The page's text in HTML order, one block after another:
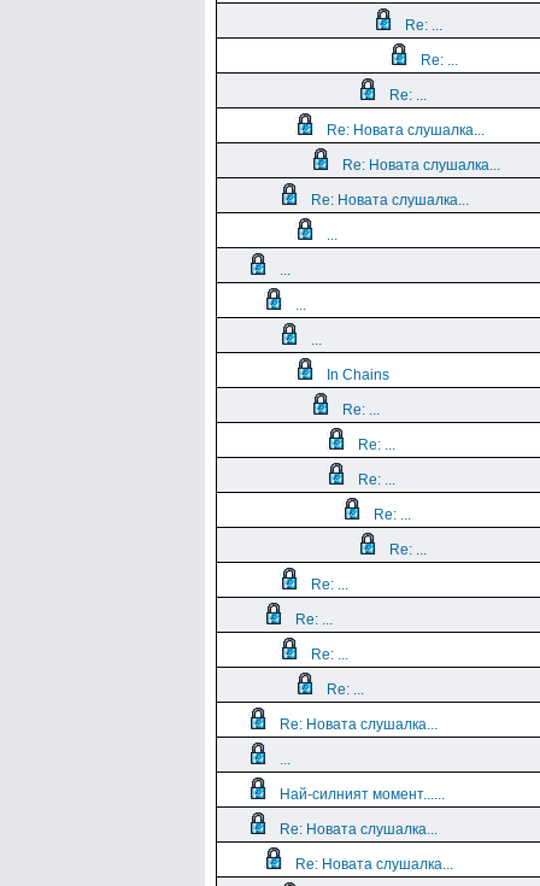
Re: ...
Re: ...
Re: ...
Re: Новата слушалка...
Re: Новата слушалка...
Re: Новата слушалка...
...
...
...
...
In Chains
Re: ...
Re: ...
Re: ...
Re: ...
Re: ...
Re: ...
Re: ...
Re: ...
Re: ...
Re: Новата слушалка...
...
Най-силният момент......
Re: Новата слушалка...
Re: Новата слушалка...